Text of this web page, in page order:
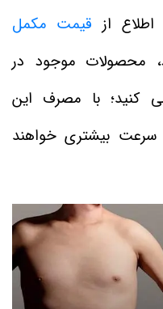
از قیمت مکمل
محصولات موجود در
کنید؛ با مصرف این
بیشتری خواهند